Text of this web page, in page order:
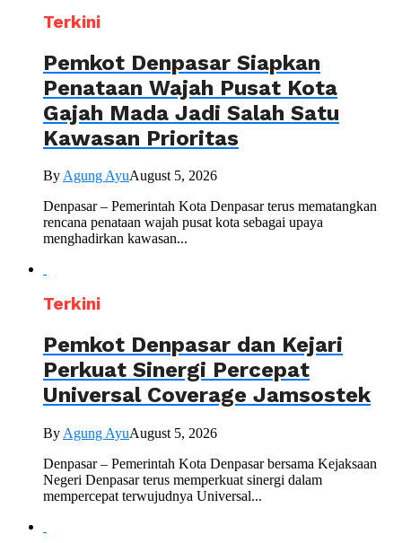
Terkini
Pemkot Denpasar Siapkan
Penataan Wajah Pusat Kota
Gajah Mada Jadi Salah Satu
Kawasan Prioritas
ByAgung AyuAugust 5, 2026
Denpasar – Pemerintah Kota Denpasar terus mematangkan
rencana penataan wajah pusat kota sebagai upaya
menghadirkan kawasan...
Terkini
Pemkot Denpasar dan Kejari
Perkuat Sinergi Percepat
Universal Coverage Jamsostek
By Agung AyuAugust 5, 2026
Denpasar – Pemerintah Kota Denpasar bersama Kejaksaan
Negeri Denpasar terus memperkuat sinergi dalam
mempercepat terwujudnya Universal...